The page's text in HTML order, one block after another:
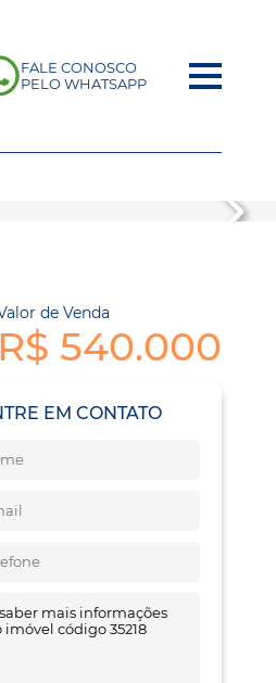
FALE CONOSCO
PELO WHATSAPP
de Venda
R$ 540.000
EM CONTATO